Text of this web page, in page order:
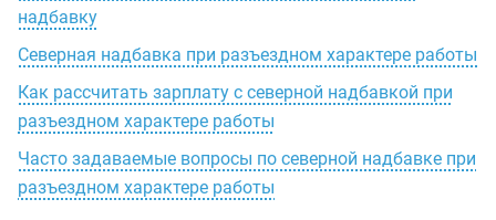
надбавку
Северная надбавка при разъездном характере работы
Как рассчитать зарплату с северной надбавкой при
разъездном характере работы
Часто задаваемые вопросы по северной надбавке при
разъездном характере работы